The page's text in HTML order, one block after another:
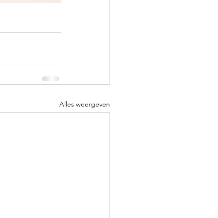
Alles weergeven